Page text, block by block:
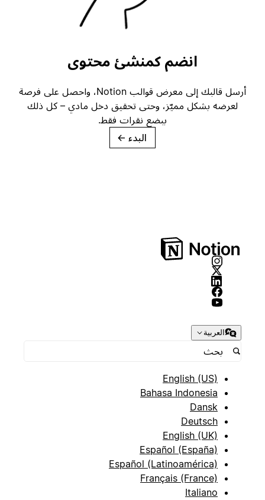
انضم كمنشئ محتوى
أرسل قالبك إلى معرض قوالب Notion، واحصل على فرصة
لعرضه بشكل مميّز، وحتى تحقيق دخل مادي – كل ذلك
ببضع نقرات فقط.
→
العربية
English (US)
Bahasa Indonesia
Dansk
Deutsch
English (UK)
Español (España)
Español (Latinoamérica)
Français (France)
Italiano